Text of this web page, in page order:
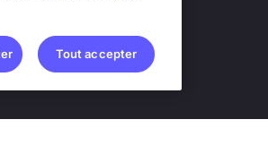
Tout accepter